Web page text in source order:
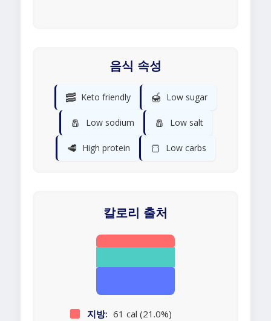
음식 속성
🥓 Keto friendly 🍯 Low sugar
🧂 Low sodium 🧂 Low salt
🥩 High protein 🍞 Low carbs
칼로리 출처
지방: 61 cal (21.0%)